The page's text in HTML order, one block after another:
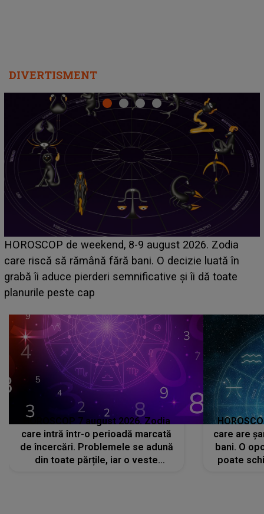
DIVERTISMENT
Emanuel a ținut ACEST DETALIU ASCUNS până
acum! În fața Alexandrei, concurentul din Casa Iubirii
face o MĂRTURISIRE NEAȘTEPTATĂ despre mama
sa: "I-am spus și ei în față, eu nu te iubesc pentru
HOROSCOP 7 august 2026. Zodia
care intră într-o perioadă marcată
de încercări. Problemele se adună
din toate părțile, iar o veste
care are
bani. O
poate